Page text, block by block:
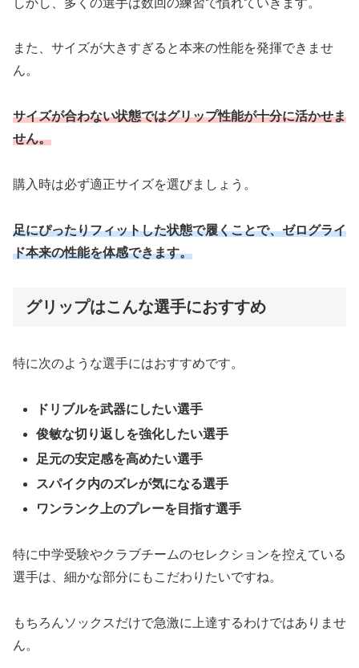
また、サイズが大きすぎると本来の性能を発揮できませ
ん。
サイズが合わない状態ではグリップ性能が十分に活かせま
せん。
購入時は必ず適正サイズを選びましょう。
足にぴったりフィットした状態で履くことで、ゼログライ
ド本来の性能を体感できます。
グリップはこんな選手におすすめ
特に次のような選手にはおすすめです。
ドリブルを武器にしたい選手
俊敏な切り返しを強化したい選手
足元の安定感を高めたい選手
スパイク内のズレが気になる選手
ワンランク上のプレーを目指す選手
特に中学受験やクラブチームのセレクションを控えている
選手は、細かな部分にもこだわりたいですね。
もちろんソックスだけで急激に上達するわけではありませ
ん。